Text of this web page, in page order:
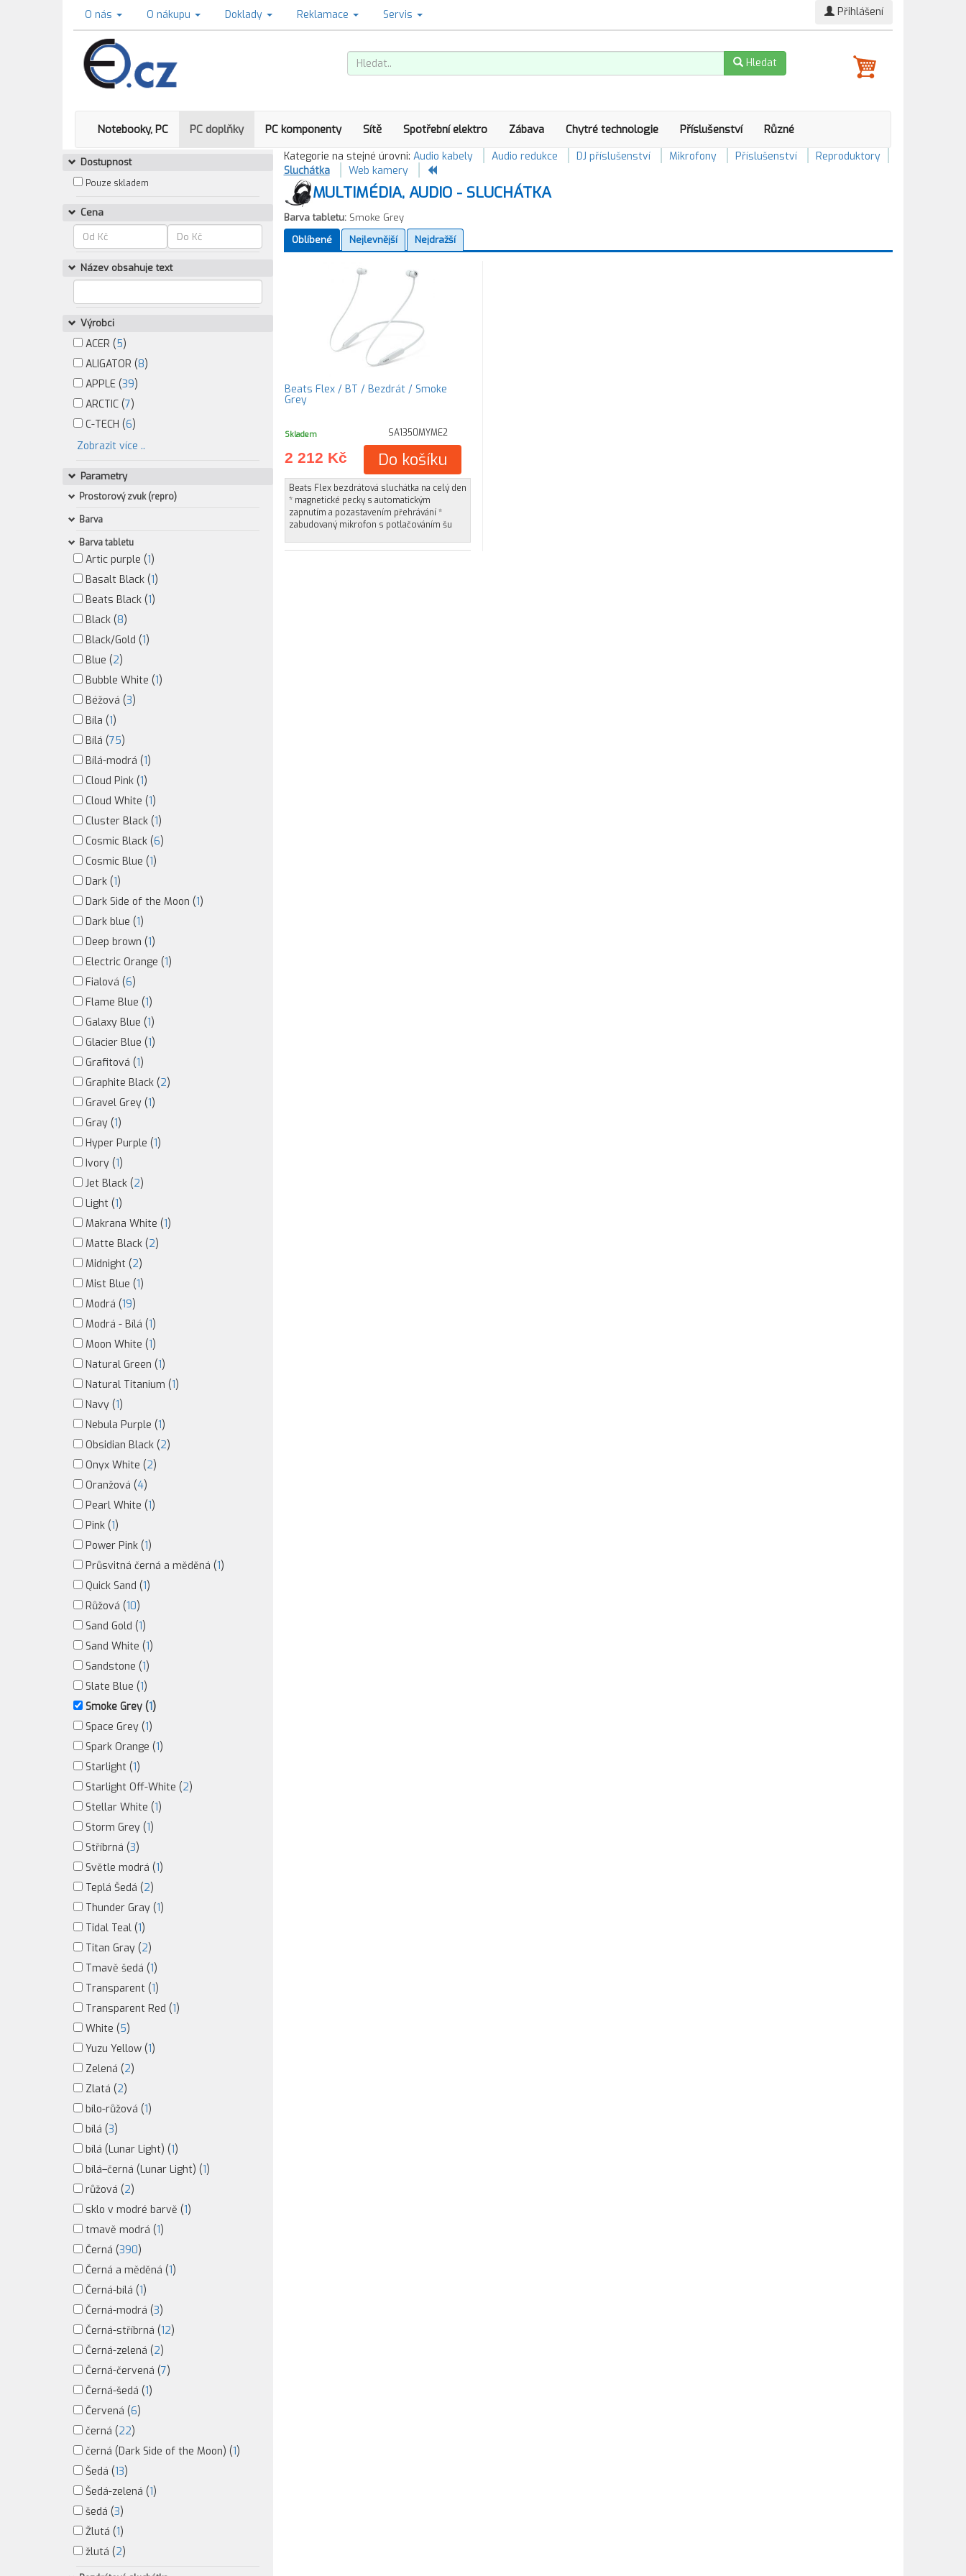
O nás O nákupu Doklady Reklamace Servis Přihlášení
Hledat
Notebooky, PC PC doplňky PC komponenty Sítě Spotřební elektro Zábava Chytré technologie Příslušenství Různé
Dostupnost
Pouze skladem
Cena
Název obsahuje text
Výrobci
ACER (5)
ALIGATOR (8)
APPLE (39)
ARCTIC (7)
C-TECH (6)
Zobrazit více ..
Parametry
Prostorový zvuk (repro)
Barva
Barva tabletu
Artic purple (1)
Basalt Black (1)
Beats Black (1)
Black (8)
Black/Gold (1)
Blue (2)
Bubble White (1)
Béžová (3)
Bíla (1)
Bílá (75)
Bílá-modrá (1)
Cloud Pink (1)
Cloud White (1)
Cluster Black (1)
Cosmic Black (6)
Cosmic Blue (1)
Dark (1)
Dark Side of the Moon (1)
Dark blue (1)
Deep brown (1)
Electric Orange (1)
Fialová (6)
Flame Blue (1)
Galaxy Blue (1)
Glacier Blue (1)
Grafitová (1)
Graphite Black (2)
Gravel Grey (1)
Gray (1)
Hyper Purple (1)
Ivory (1)
Jet Black (2)
Light (1)
Makrana White (1)
Matte Black (2)
Midnight (2)
Mist Blue (1)
Modrá (19)
Modrá - Bílá (1)
Moon White (1)
Natural Green (1)
Natural Titanium (1)
Navy (1)
Nebula Purple (1)
Obsidian Black (2)
Onyx White (2)
Oranžová (4)
Pearl White (1)
Pink (1)
Power Pink (1)
Průsvitná černá a měděná (1)
Quick Sand (1)
Růžová (10)
Sand Gold (1)
Sand White (1)
Sandstone (1)
Slate Blue (1)
Smoke Grey (1)
Space Grey (1)
Spark Orange (1)
Starlight (1)
Starlight Off-White (2)
Stellar White (1)
Storm Grey (1)
Stříbrná (3)
Světle modrá (1)
Teplá Šedá (2)
Thunder Gray (1)
Tidal Teal (1)
Titan Gray (2)
Tmavě šedá (1)
Transparent (1)
Transparent Red (1)
White (5)
Yuzu Yellow (1)
Zelená (2)
Zlatá (2)
bílo-růžová (1)
bílá (3)
bílá (Lunar Light) (1)
bílá–černá (Lunar Light) (1)
růžová (2)
sklo v modré barvě (1)
tmavě modrá (1)
Černá (390)
Černá a měděná (1)
Černá-bílá (1)
Černá-modrá (3)
Černá-stříbrná (12)
Černá-zelená (2)
Černá-červená (7)
Černá-šedá (1)
Červená (6)
černá (22)
černá (Dark Side of the Moon) (1)
Šedá (13)
Šedá-zelená (1)
šedá (3)
Žlutá (1)
žlutá (2)
Kategorie na stejné úrovni: Audio kabely Audio redukce DJ příslušenství Mikrofony Příslušenství
Reproduktory
Sluchátka
Web kamery
MULTIMÉDIA, AUDIO - SLUCHÁTKA
Barva tabletu:Smoke Grey
Oblíbené
Nejlevnější Nejdražší
Beats Flex / BT / Bezdrát / Smoke
Grey
Skladem SA1350MYME2
2 212 Kč Do košíku
Beats Flex bezdrátová sluchátka na celý den
* magnetické pecky s automatickým
zapnutím a pozastavením přehrávání *
zabudovaný mikrofon s potlačováním šu